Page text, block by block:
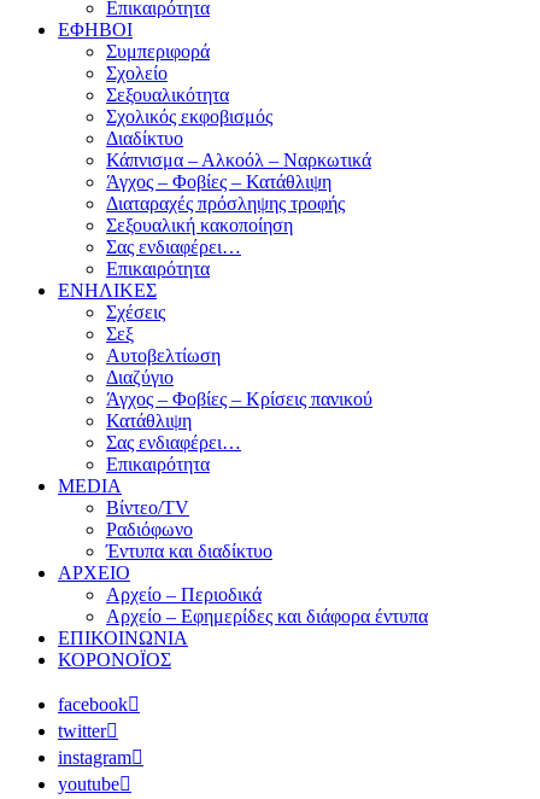
Επικαιρότητα
ΕΦΗΒΟΙ
Συμπεριφορά
Σχολείο
Σεξουαλικότητα
Σχολικός εκφοβισμός
Διαδίκτυο
Κάπνισμα – Αλκοόλ – Ναρκωτικά
Άγχος – Φοβίες – Κατάθλιψη
Διαταραχές πρόσληψης τροφής
Σεξουαλική κακοποίηση
Σας ενδιαφέρει…
Επικαιρότητα
ΕΝΗΛΙΚΕΣ
Σχέσεις
Σεξ
Αυτοβελτίωση
Διαζύγιο
Άγχος – Φοβίες – Κρίσεις πανικού
Κατάθλιψη
Σας ενδιαφέρει…
Επικαιρότητα
MEDIA
Βίντεο/TV
Ραδιόφωνο
Έντυπα και διαδίκτυο
ΑΡΧΕΙΟ
Αρχείο – Περιοδικά
Αρχείο – Εφημερίδες και διάφορα έντυπα
ΕΠΙΚΟΙΝΩΝΙΑ
ΚΟΡΟΝΟΪΟΣ
facebook
twitter
instagram
youtube